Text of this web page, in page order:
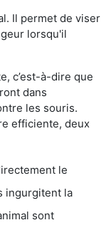
Il permet de viser
lorsqu'il
c’est-à-dire que
dans
les souris.
efficiente, deux
le
ingurgitent la
sont